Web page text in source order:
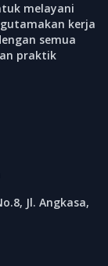
melayani
kerja
semua
praktik
Jl. Angkasa,